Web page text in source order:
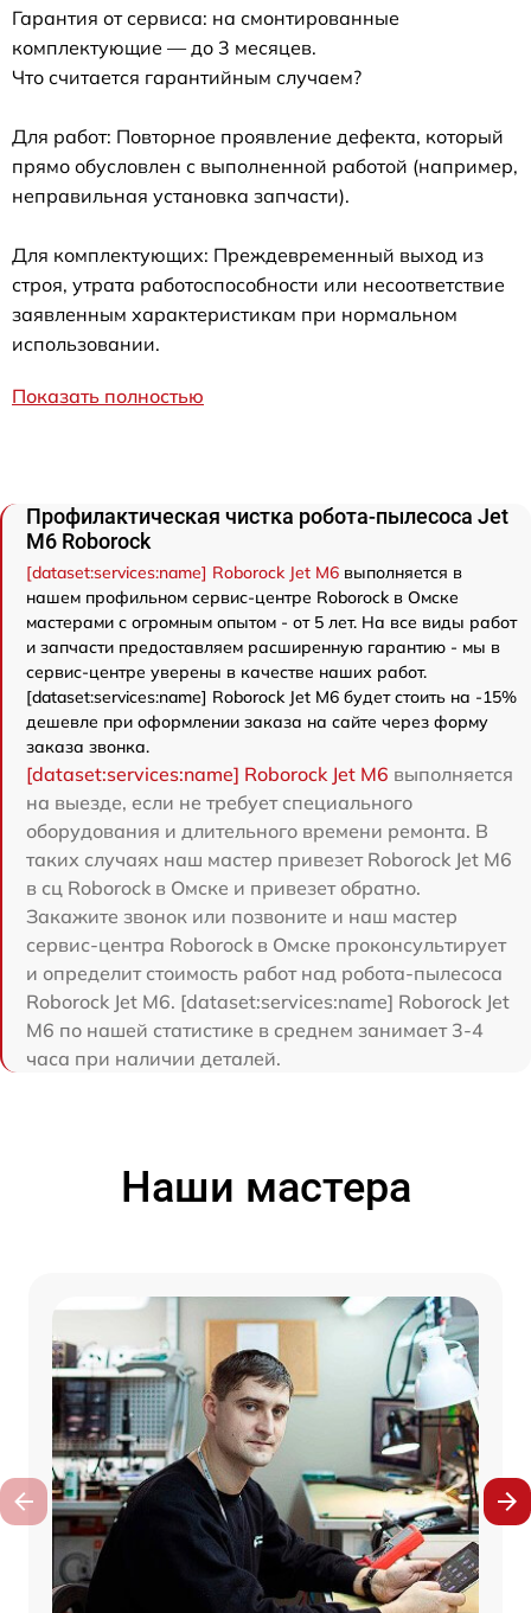
Гарантия от сервиса: на смонтированные
комплектующие — до 3 месяцев.
Что считается гарантийным случаем?
Для работ: Повторное проявление дефекта, который
прямо обусловлен с выполненной работой (например,
неправильная установка запчасти).
Для комплектующих: Преждевременный выход из
строя, утрата работоспособности или несоответствие
заявленным характеристикам при нормальном
использовании.
Показать полностью
Профилактическая чистка робота-пылесоса Jet
M6 Roborock
[dataset:services:name] Roborock Jet M6 выполняется в
нашем профильном сервис-центре Roborock в Омске
мастерами с огромным опытом - от 5 лет. На все виды работ
и запчасти предоставляем расширенную гарантию - мы в
сервис-центре уверены в качестве наших работ.
[dataset:services:name] Roborock Jet M6 будет стоить на -15%
дешевле при оформлении заказа на сайте через форму
заказа звонка.
[dataset:services:name] Roborock Jet M6 выполняется
на выезде, если не требует специального
оборудования и длительного времени ремонта. В
таких случаях наш мастер привезет Roborock Jet M6
в сц Roborock в Омске и привезет обратно.
Закажите звонок или позвоните и наш мастер
сервис-центра Roborock в Омске проконсультирует
и определит стоимость работ над робота-пылесоса
Roborock Jet M6. [dataset:services:name] Roborock Jet
M6 по нашей статистике в среднем занимает 3-4
часа при наличии деталей.
Наши мастера